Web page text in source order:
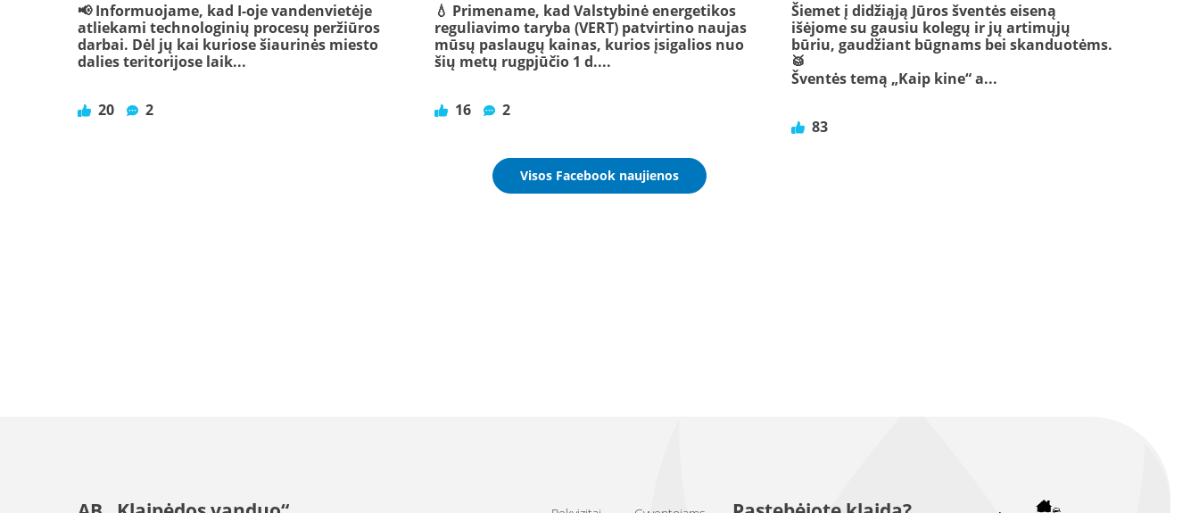
📢 Informuojame, kad I-oje vandenvietėje
atliekami technologinių procesų peržiūros
darbai. Dėl jų kai kuriose šiaurinės miesto
dalies teritorijose laik...
20 2
💧 Primename, kad Valstybinė energetikos
reguliavimo taryba (VERT) patvirtino naujas
mūsų paslaugų kainas, kurios įsigalios nuo
šių metų rugpjūčio 1 d....
16 2
Šiemet į didžiąją Jūros šventės eiseną
išėjome su gausiu kolegų ir jų artimųjų
būriu, gaudžiant būgnams bei skanduotėms.
🥁
Šventės temą „Kaip kine“ a...
83
Visos Facebook naujienos